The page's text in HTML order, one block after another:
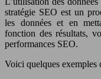
stratégie SEO est un
les données et en
fonction des résultats,
performances SEO.
Voici quelques exemples